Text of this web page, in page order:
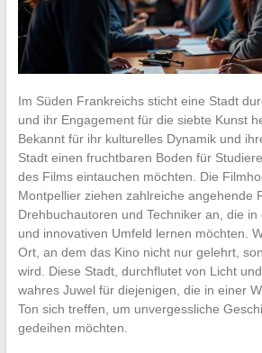
Im Süden Frankreichs sticht eine Stadt
und ihr Engagement für die siebte Kunst
Bekannt für ihr kulturelles Dynamik und
Stadt einen fruchtbaren Boden für
des Films eintauchen möchten. Die
Montpellier ziehen zahlreiche angehende
Drehbuchautoren und Techniker an, die
und innovativen Umfeld lernen möchten.
Ort, an dem das Kino nicht nur gelehrt,
wird. Diese Stadt, durchflutet von Licht
wahres Juwel für diejenigen, die in einer
Ton sich treffen, um unvergessliche
gedeihen möchten.